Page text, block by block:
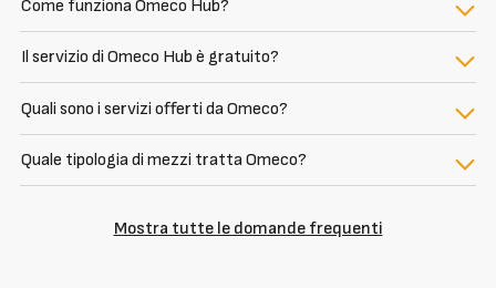
Come funziona Omeco Hub?
Il servizio di Omeco Hub è gratuito?
Quali sono i servizi offerti da Omeco?
Quale tipologia di mezzi tratta Omeco?
Mostra tutte le domande frequenti